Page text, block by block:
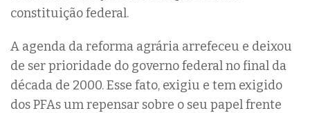
constituição federal.
A agenda da reforma agrária arrefeceu e deixou
de ser prioridade do governo federal no final da
década de 2000. Esse fato, exigiu e tem exigido
dos PFAs um repensar sobre o seu papel frente